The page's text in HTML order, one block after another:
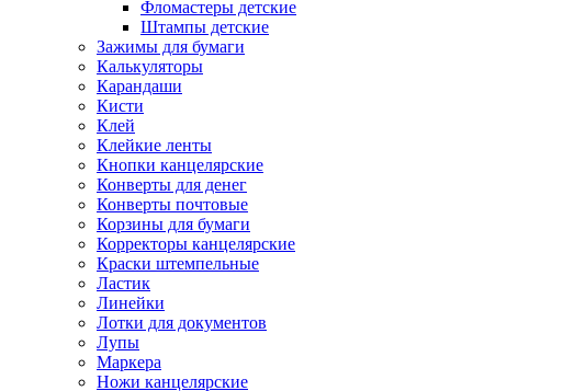
Фломастеры детские
Штампы детские
Зажимы для бумаги
Калькуляторы
Карандаши
Кисти
Клей
Клейкие ленты
Кнопки канцелярские
Конверты для денег
Конверты почтовые
Корзины для бумаги
Корректоры канцелярские
Краски штемпельные
Ластик
Линейки
Лотки для документов
Лупы
Маркера
Ножи канцелярские